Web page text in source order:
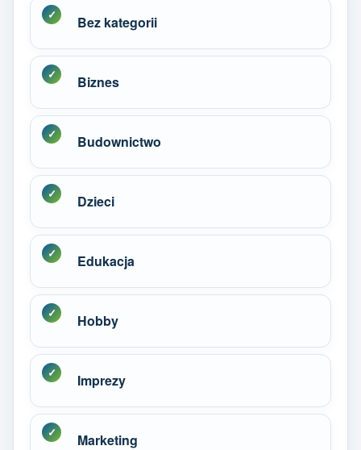
Bez kategorii
Biznes
Budownictwo
Dzieci
Edukacja
Hobby
Imprezy
Marketing